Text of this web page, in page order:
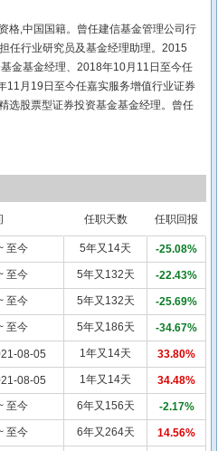
格,中国国籍。曾任建信基金管理公司行
任行业研究员及基金经理助理。2015
金基金经理、2018年10月11日至今任
11月19日至今任嘉实服务增值行业证券
选股票型证券投资基金基金经理。曾任
任职天数 任职回报
至今 5年又14天 -25.08%
至今 5年又132天 -22.43%
至今 5年又132天 -25.69%
至今 5年又186天 -34.67%
08-05 1年又14天 33.80%
08-05 1年又14天 34.48%
至今 6年又156天 -2.17%
至今 6年又264天 14.56%